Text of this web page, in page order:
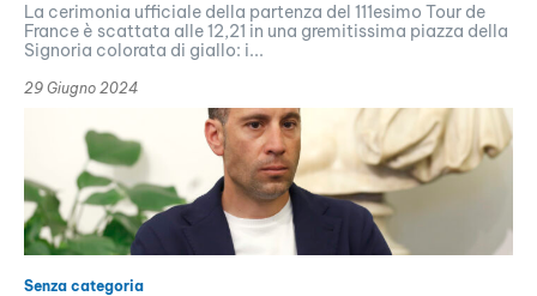
La cerimonia ufficiale della partenza del 111esimo Tour de
France è scattata alle 12,21 in una gremitissima piazza della
Signoria colorata di giallo: i...
29 Giugno 2024
Senza categoria